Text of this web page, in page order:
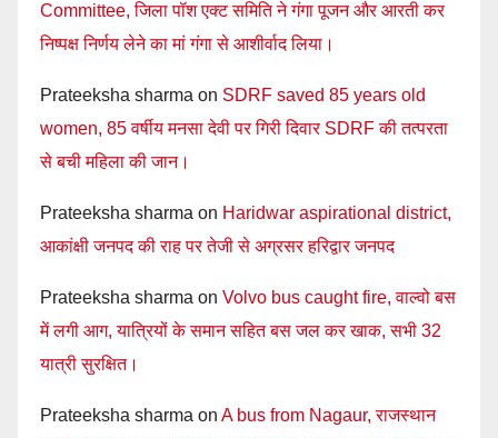
Committee, जिला पॉश एक्ट समिति ने गंगा पूजन और आरती कर
निष्पक्ष निर्णय लेने का मां गंगा से आशीर्वाद लिया।
Prateeksha sharma on SDRF saved 85 years old
women, 85 वर्षीय मनसा देवी पर गिरी दिवार SDRF की तत्परता
से बची महिला की जान।
Prateeksha sharma on Haridwar aspirational district,
आकांक्षी जनपद की राह पर तेजी से अग्रसर हरिद्वार जनपद
Prateeksha sharma on Volvo bus caught fire, वाल्वो बस
में लगी आग, यात्रियों के समान सहित बस जल कर खाक, सभी 32
यात्री सुरक्षित।
Prateeksha sharma on A bus from Nagaur, राजस्थान